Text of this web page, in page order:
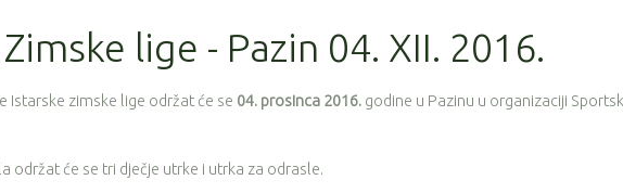
lige - Pazin 04. XII. 2016.
Istarske zimske lige održat će se 04. prosinca 2016. godine u Pazinu u organizaciji
održat će se tri dječje utrke i utrka za odrasle.